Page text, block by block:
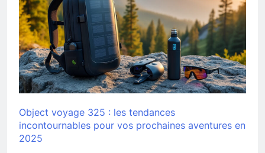
Object voyage 325 : les tendances
incontournables pour vos prochaines aventures en
2025